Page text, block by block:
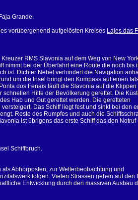
Grande.
vorübergehend aufgelösten Kreises Lajes das
RMS Slavonia auf dem Weg von New
nimmt bei der Überfahrt eine Route die noch bis
ist. Dichter Nebel verhindert die Navigation
um die Insel bringt den Kompass auf einen
dos Fenais läuft die Slavonia auf die Klippen
Hilfe der Bevölkerung gerettet. Die
Hab und Gut gerettet werden. Die geretteten
Das Schiff liegt fest und sinkt bei den
Reste des Rumpfes und auch die
ist übrigens das erste Schiff das den Notruf
Schiffbruch.
Abhörposten, zur Wetterbeobachtung und
folgen. Vielen Strassen gehen auf den
Entwicklung durch den massiven Ausbau